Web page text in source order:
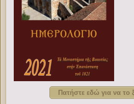
Πατήστε εδώ για να το